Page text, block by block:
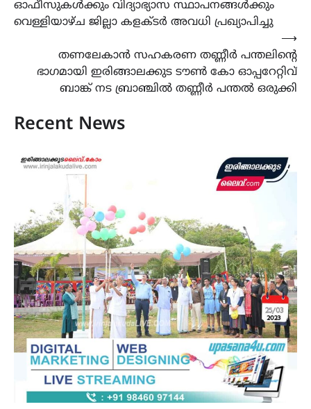
ഓഫീസുകൾക്കും വിദ്യാഭ്യാസ സ്ഥാപനങ്ങൾക്കും
വെള്ളിയാഴ്ച ജില്ലാ കളക്ടർ അവധി പ്രഖ്യാപിച്ചു
തണലേകാൻ സഹകരണ തണ്ണീർ പന്തലിന്‍റെ
ഭാഗമായി ഇരിങ്ങാലക്കുട ടൗൺ കോ ഓപ്പറേറ്റിവ്
ബാങ്ക് നട ബ്രാഞ്ചിൽ തണ്ണീർ പന്തൽ ഒരുക്കി
⟶
Recent News